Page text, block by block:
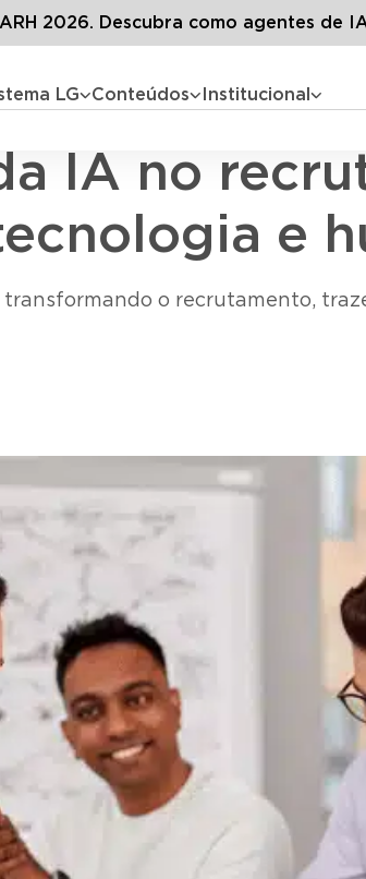
LG Conteúdos Institucional
2026. Descubra como agentes de
O paradoxo da IA no
IA no
e
o recrutamento,